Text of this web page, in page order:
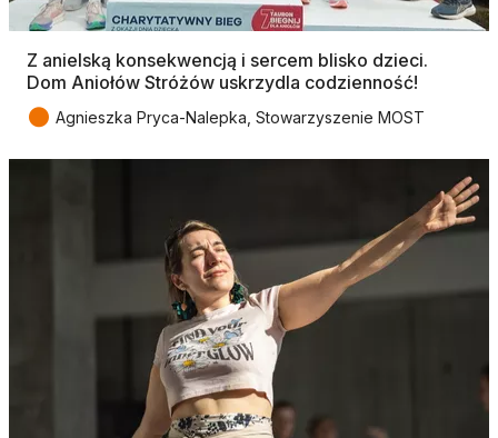
Z anielską konsekwencją i sercem blisko dzieci.
Dom Aniołów Stróżów uskrzydla codzienność!
● Agnieszka Pryca-Nalepka, Stowarzyszenie MOST